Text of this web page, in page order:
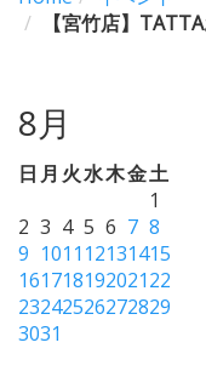
【宮竹店】
8月
日 月 火水木金土
1
2 3 4 5 6 7 8
9 1011 12131415
16171819202122
23242526272829
3031